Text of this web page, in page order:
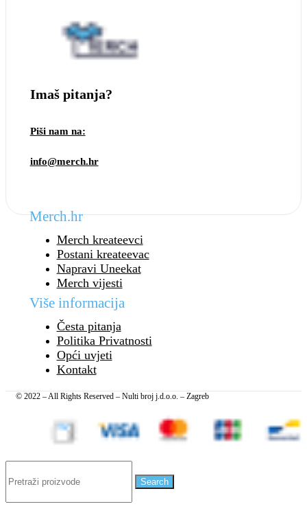
Imaš pitanja?
Piši nam na:
info@merch.hr
Merch.hr
Merch kreateevci
Postani kreateevac
Napravi Uneekat
Merch vijesti
Više informacija
Česta pitanja
Politika Privatnosti
Opći uvjeti
Kontakt
© 2022 – All Rights Reserved – Nulti broj j.d.o.o. – Zagreb
Search